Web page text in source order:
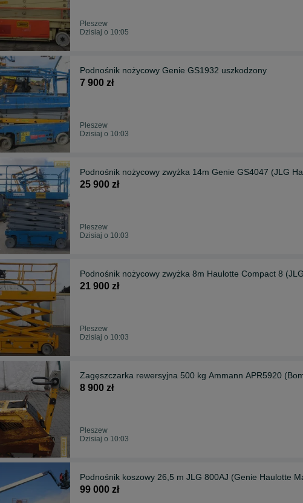
Pleszew
Dzisiaj o 10:05
Podnośnik nożycowy Genie GS1932 uszkodzony
7 900 zł
Pleszew
Dzisiaj o 10:03
Podnośnik nożycowy zwyżka 14m Genie GS4047 (JLG
25 900 zł
Pleszew
Dzisiaj o 10:03
Podnośnik nożycowy zwyżka 8m Haulotte Compact 8
21 900 zł
Pleszew
Dzisiaj o 10:03
Zagęszczarka rewersyjna 500 kg Ammann APR5920
8 900 zł
Pleszew
Dzisiaj o 10:03
Podnośnik koszowy 26,5 m JLG 800AJ (Genie Haulotte
99 000 zł